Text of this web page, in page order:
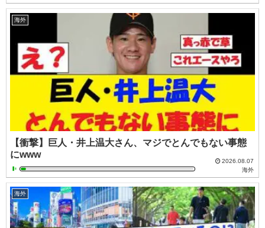
海外
【衝撃】巨人・井上温大さん、マジでとんでもない事態
にwww
2026.08.07
海外
海外